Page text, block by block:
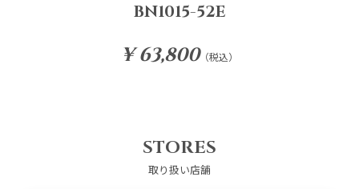
BN1015-52E
¥ 63,800（税込）
STORES
取り扱い店舗